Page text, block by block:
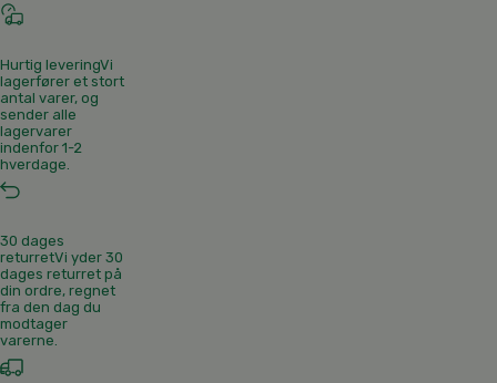
Hurtig leveringVi
lagerfører et stort
antal varer, og
sender alle
lagervarer
indenfor 1-2
hverdage.
30 dages
returretVi yder 30
dages returret på
din ordre, regnet
fra den dag du
modtager
varerne.